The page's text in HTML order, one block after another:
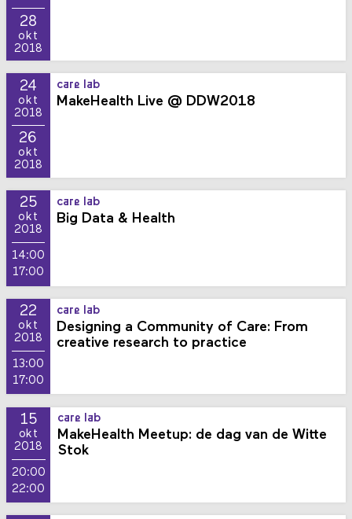
28
okt
2018
24
okt
2018
26
okt
2018
care lab
MakeHealth Live @ DDW2018
25
okt
2018
14:00
17:00
care lab
Big Data & Health
22
okt
2018
13:00
17:00
care lab
Designing a Community of Care: From
creative research to practice
15
okt
2018
20:00
22:00
care lab
MakeHealth Meetup: de dag van de Witte
Stok